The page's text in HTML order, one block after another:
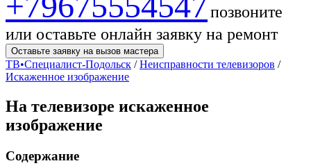
позвоните
или оставьте онлайн заявку на ремонт
Оставьте заявку на вызов мастера
ТВ•Специалист-Подольск /Неисправности телевизоров /
Искаженное изображение
На телевизоре искаженное
изображение
Содержание